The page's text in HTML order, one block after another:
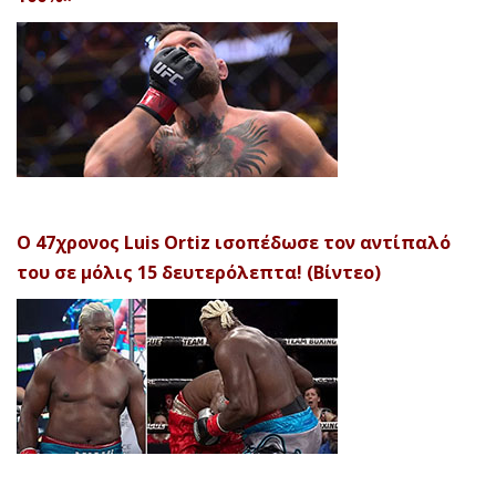
Ο 47χρονος Luis Ortiz ισοπέδωσε τον αντίπαλό
του σε μόλις 15 δευτερόλεπτα! (Βίντεο)